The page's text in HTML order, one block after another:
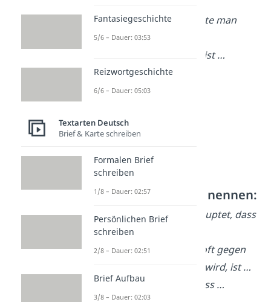
Darüber hinaus sollte man
beachten, dass …
Nicht zu vergessen ist …
Gegenargumente nennen:
Es wird häufig behauptet, dass
…
Ein Argument, das oft gegen
[Thema] angeführt wird, ist …
Manche meinen, dass …
Fantasiegeschichte
5/6 – Dauer: 03:53
Reizwortgeschichte
6/6 – Dauer: 05:03
Textarten Deutsch
Brief & Karte schreiben
Formalen Brief
schreiben
1/8 – Dauer: 02:57
Persönlichen Brief
schreiben
2/8 – Dauer: 02:51
Brief Aufbau
3/8 – Dauer: 02:03